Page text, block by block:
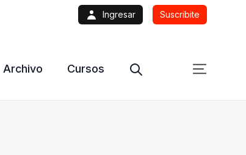
Ingresar Suscribite
Archivo Cursos